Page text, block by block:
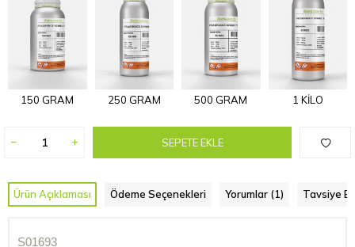
150 GRAM 250 GRAM 500 GRAM 1 KİLO
SEPETE EKLE
Ürün Açıklaması Ödeme Seçenekleri Yorumlar (1) Tavsiye Et
S01693